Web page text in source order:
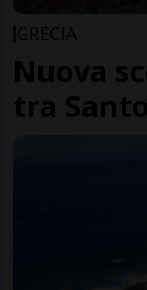
GRECIA
Nuova
tra